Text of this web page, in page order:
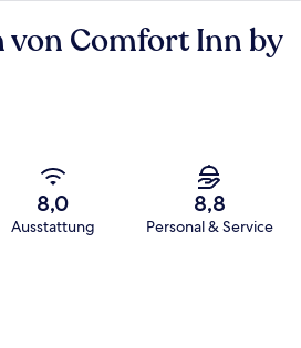
von Comfort Inn by
8,0
Ausstattung
8,8
Personal & Service